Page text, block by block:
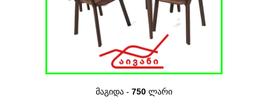
მაგიდა - 750 ლარი